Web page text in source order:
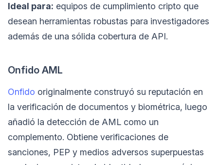
Ideal para: equipos de cumplimiento cripto que
desean herramientas robustas para investigadores
además de una sólida cobertura de API.
Onfido AML
Onfido originalmente construyó su reputación en
la verificación de documentos y biométrica, luego
añadió la detección de AML como un
complemento. Obtiene verificaciones de
sanciones, PEP y medios adversos superpuestas